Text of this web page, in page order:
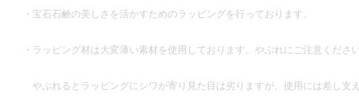
・宝石石鹸の美しさを活かすためのラッピングを行っております。
・ラッピング材は大変薄い素材を使用しております。やぶれにご注意ください
やぶれるとラッピングにシワが寄り見た目は劣りますが、使用には差し支え